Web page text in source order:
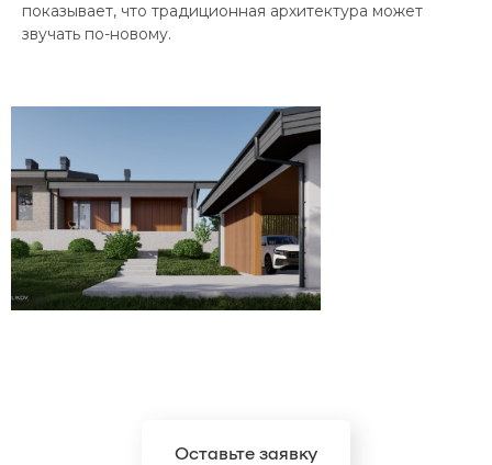
показывает, что традиционная архитектура может
звучать по-новому.
Оставьте заявку